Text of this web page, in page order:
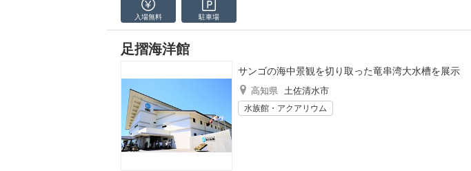
入場無料 駐車場
足摺海洋館
サンゴの海中景観を切り取った竜串湾大水槽を展示
高知県 土佐清水市
水族館・アクアリウム